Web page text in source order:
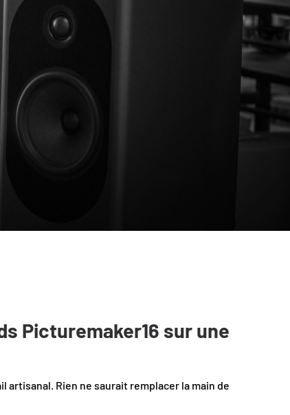
Picturemaker16 sur une
artisanal. Rien ne saurait remplacer la main de